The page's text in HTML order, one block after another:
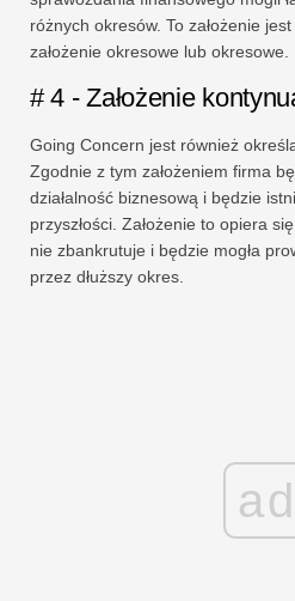
różnych okresów. To założenie
założenie okresowe lub okresowe.
# 4 - Założenie
Going Concern jest również
Zgodnie z tym założeniem firma
działalność biznesową i będzie
przyszłości. Założenie to opiera
nie zbankrutuje i będzie mogła
przez dłuższy okres.
ad